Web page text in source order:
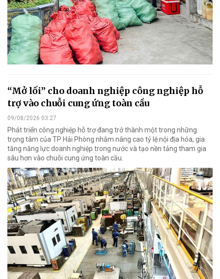
“Mở lối” cho doanh nghiệp công nghiệp hỗ
trợ vào chuỗi cung ứng toàn cầu
09/08/2026 03:27
Phát triển công nghiệp hỗ trợ đang trở thành một trong những
trọng tâm của TP Hải Phòng nhằm nâng cao tỷ lệ nội địa hóa, gia
tăng năng lực doanh nghiệp trong nước và tạo nền tảng tham gia
sâu hơn vào chuỗi cung ứng toàn cầu.